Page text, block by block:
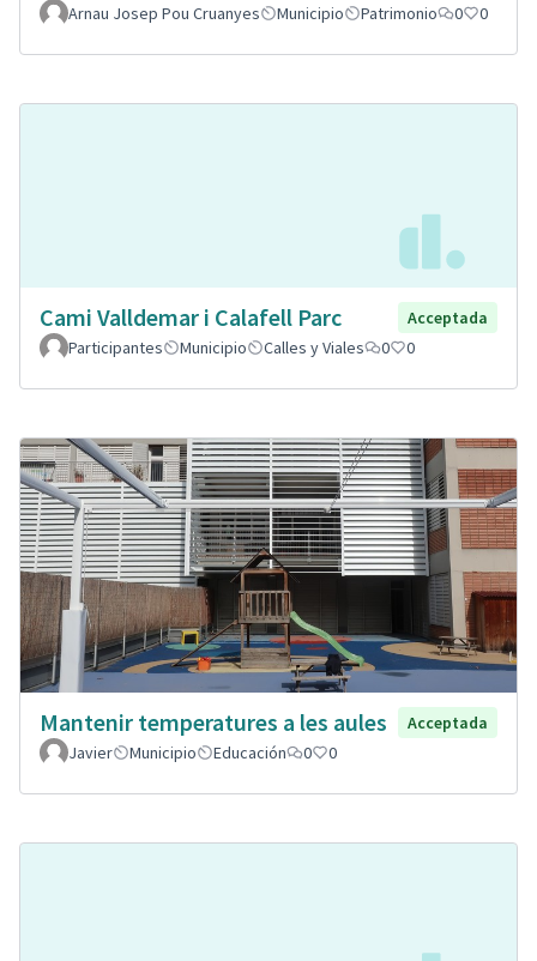
Arnau Josep Pou Cruanyes Municipio Patrimonio 0 0
Cami Valldemar i Calafell Parc
Acceptada
Participantes
Municipio Calles y Viales 0 0
Mantenir temperatures a les aules
Acceptada
Javier
Municipio Educación 0 0